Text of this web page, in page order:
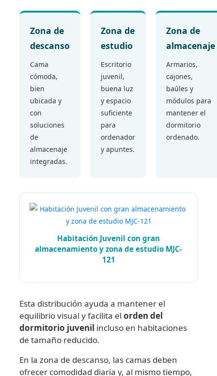
Zona de
descanso
Cama
cómoda,
bien
ubicada y
con
soluciones
de
almacenaje
integradas.
Zona de
estudio
Escritorio
juvenil,
buena luz
y espacio
suficiente
para
ordenador
y apuntes.
Zona de
almacenaje
Armarios,
cajones,
baúles y
módulos para
mantener el
dormitorio
ordenado.
Habitación Juvenil con gran
almacenamiento y zona de estudio MJC-
121
Esta distribución ayuda a mantener el
equilibrio visual y facilita el orden del
dormitorio juvenil incluso en habitaciones
de tamaño reducido.
En la zona de descanso, las camas deben
ofrecer comodidad diaria y, al mismo tiempo,